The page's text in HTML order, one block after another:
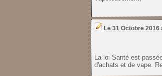
Le 31 Octobre 2016
La loi Santé est
d'achats et de vape.